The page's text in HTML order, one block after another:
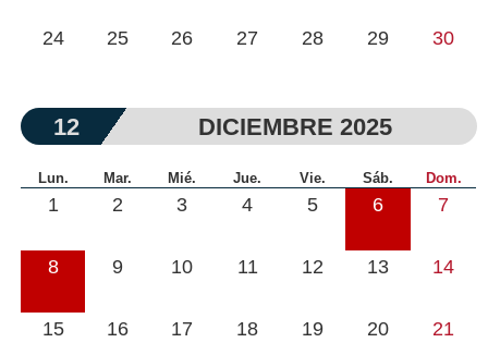
24 25 26 27 28 29 30
12 DICIEMBRE 2025
Lun. Mar. Mié. Jue. Vie. Sáb. Dom.
1 2 3 4 5 6 7
8 9 10 11 12 13 14
15 16 17 18 19 20 21